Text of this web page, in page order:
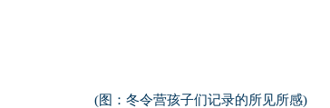
(图：冬令营孩子们记录的所见所感)